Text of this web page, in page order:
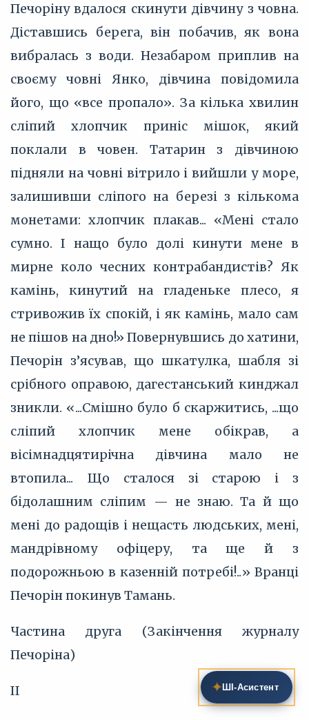
Печоріну вдалося скинути дівчину з човна.
Діставшись берега, він побачив, як вона
вибралась з води. Незабаром приплив на
своєму човні Янко, дівчина повідомила
його, що «все пропало». За кілька хвилин
сліпий хлопчик приніс мішок, який
поклали в човен. Татарин з дівчиною
підняли на човні вітрило і вийшли у море,
залишивши сліпого на березі з кількома
монетами: хлопчик плакав... «Мені стало
сумно. І нащо було долі кинути мене в
мирне коло чесних контрабандистів? Як
камінь, кинутий на гладеньке плесо, я
стривожив їх спокій, і як камінь, мало сам
не пішов на дно!» Повернувшись до хатини,
Печорін з’‎ясував, що шкатулка, шабля зі
срібного оправою, дагестанський кинджал
зникли. «...Смішно було б скаржитись, ...що
сліпий хлопчик мене обікрав, а
вісімнадцятирічна дівчина мало не
втопила... Що сталося зі старою і з
бідолашним сліпим — не знаю. Та й що
мені до радощів і нещасть людських, мені,
мандрівному офіцеру, та ще й з
подорожньою в казенній потребі!..» Вранці
Печорін покинув Тамань.
Частина друга (Закінчення журналу
Печоріна)
II ✦ ШІ‑Асистент